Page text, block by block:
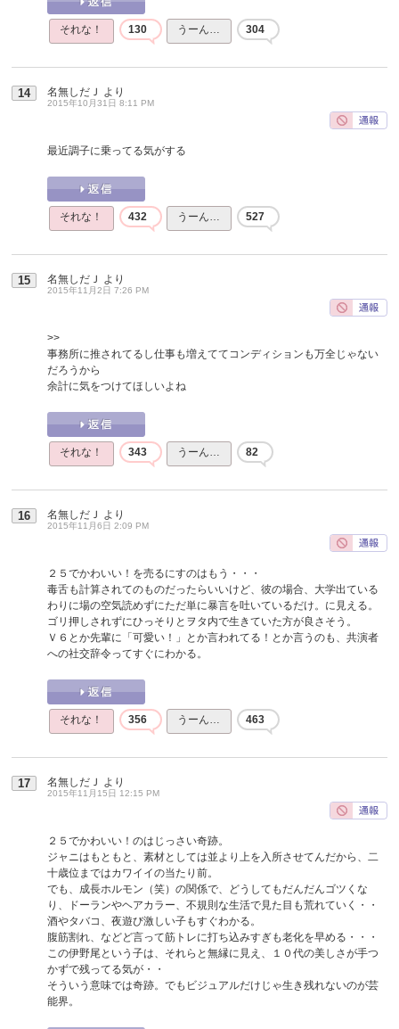
それな！ 130 うーん… 304
14 名無しだＪ より
2015年10月31日 8:11 PM
最近調子に乗ってる気がする
それな！ 432 うーん… 527
15 名無しだＪ より
2015年11月2日 7:26 PM
>>
事務所に推されてるし仕事も増えててコンディションも万全じゃない
だろうから
余計に気をつけてほしいよね
それな！ 343 うーん… 82
16 名無しだＪ より
2015年11月6日 2:09 PM
２５でかわいい！を売るにすのはもう・・・
毒舌も計算されてのものだったらいいけど、彼の場合、大学出ている
わりに場の空気読めずにただ単に暴言を吐いているだけ。に見える。
ゴリ押しされずにひっそりとヲタ内で生きていた方が良さそう。
Ｖ６とか先輩に「可愛い！」とか言われてる！とか言うのも、共演者
への社交辞令ってすぐにわかる。
それな！ 356 うーん… 463
17 名無しだＪ より
2015年11月15日 12:15 PM
２５でかわいい！のはじっさい奇跡。
ジャニはもともと、素材としては並より上を入所させてんだから、二
十歳位まではカワイイの当たり前。
でも、成長ホルモン（笑）の関係で、どうしてもだんだんゴツくな
り、ドーランやヘアカラー、不規則な生活で見た目も荒れていく・・
酒やタバコ、夜遊び激しい子もすぐわかる。
腹筋割れ、などど言って筋トレに打ち込みすぎも老化を早める・・・
この伊野尾という子は、それらと無縁に見え、１０代の美しさが手つ
かずで残ってる気が・・
そういう意味では奇跡。でもビジュアルだけじゃ生き残れないのが芸
能界。